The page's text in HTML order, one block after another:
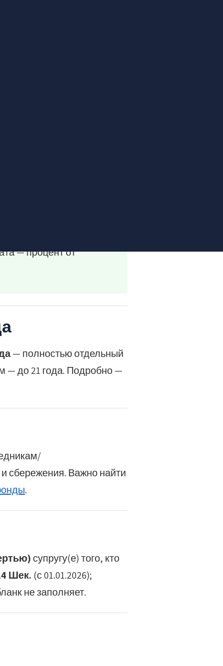
денежные права,
что стоит проверить,
возрасту, семейному
— процент от
— полностью отдельный
— до 21 года. Подробно —
сбережения. Важно найти
.
супругу(е) того, кто
Шек. (с 01.01.2026);
не заполняет.